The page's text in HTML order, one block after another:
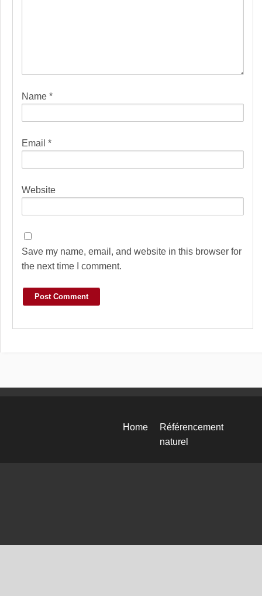
Name *
Email *
Website
Save my name, email, and website in this browser for
the next time I comment.
Home
Référencement
naturel